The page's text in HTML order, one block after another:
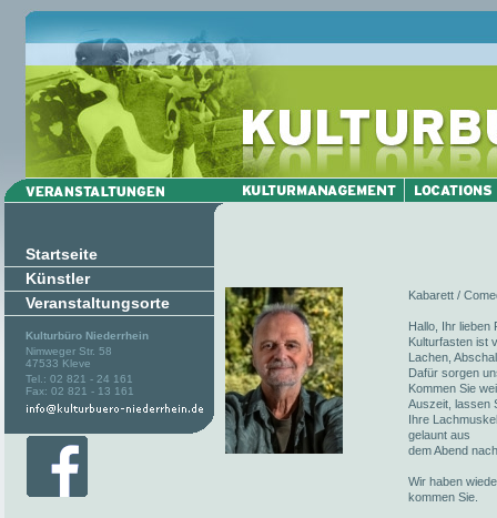
Startseite
Künstler
Veranstaltungsorte
Kulturbüro Niederrhein
Nimweger Str. 58
47533 Kleve
Tel.: 02 821 - 24 161
Fax: 02 821 - 13 161
Kabarett /
Hallo, Ihr lieben
Kulturfasten ist
Lachen,
Dafür sorgen
Kommen Sie
Auszeit, lassen
Ihre
gelaunt aus
dem Abend
Wir haben
kommen Sie.